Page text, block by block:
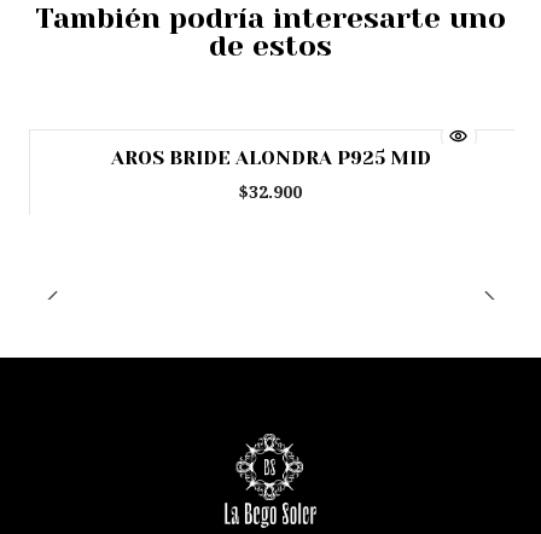
También podría interesarte uno
de estos
AROS BRIDE ALONDRA P925 MID
$32.900